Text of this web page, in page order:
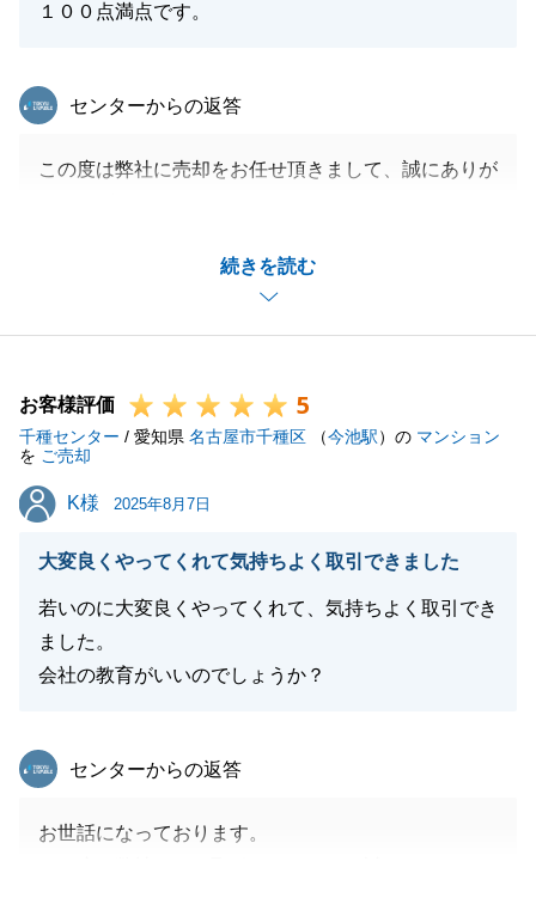
１００点満点です。
続きを読む
東急リバブル
センターからの返答
この度は弊社に売却をお任せ頂きまして、誠にありが
く、身の引き締まる思いでございます。
I様からお褒めいただきました「丁寧な言葉遣いと親
切な対応」、そして「電話とメールでの連絡」を、今
登記の件では複雑な内容にもかかわらず、I様には多
大なるご理解とご協力をいただき、心より感謝申し上
げます。
I様のご協力なくして、この度の円滑なお取引を完了
ます。
今後、不動産のことでお困りのことやご相談がござい
ましたら、どのようなことでもお気軽にお問い合わせ
ください。
お客様評価 5
千種センター / 愛知県 名古屋市千種区 （今池駅）の マンション
を ご売却
K様
K様 2025年8月7日
大変良くやってくれて気持ちよく取引できました
若いのに大変良くやってくれて、気持ちよく取引でき
ました。
会社の教育がいいのでしょうか？
東急リバブル
センターからの返答
お世話になっております。